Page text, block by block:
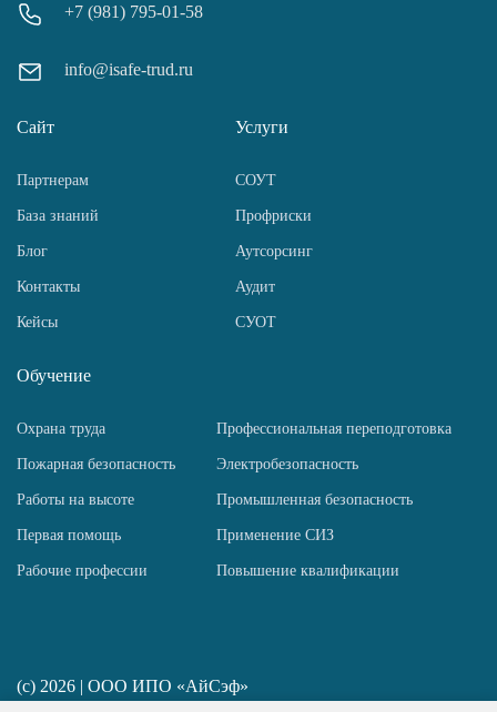
+7 (981) 795-01-58
info@isafe-trud.ru
Сайт
Партнерам
База знаний
Блог
Контакты
Кейсы
Услуги
СОУТ
Профриски
Аутсорсинг
Аудит
СУОТ
Обучение
Охрана труда Профессиональная переподготовка
Пожарная безопасность Электробезопасность
Работы на высоте Промышленная безопасность
Первая помощь Применение СИЗ
Рабочие профессии Повышение квалификации
(c) 2026 | ООО ИПО «АйСэф»